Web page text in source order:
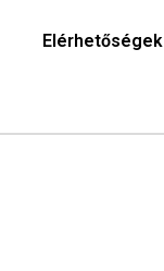
Elérhetőségek